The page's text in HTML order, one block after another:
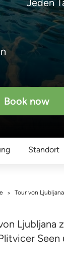
Jeden
Book now
Standort
> Tour von
Ljubljana
Seen